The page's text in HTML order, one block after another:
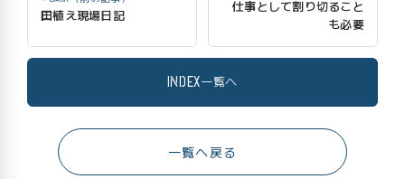
田植え現場日記
INDEX一覧へ
仕事として割り切ること
も必要
一覧へ戻る